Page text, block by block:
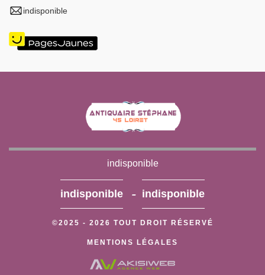
indisponible
indisponible
indisponible - indisponible
©2025 - 2026 TOUT DROIT RÉSERVÉ
MENTIONS LÉGALES